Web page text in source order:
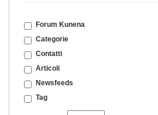
Forum Kunena
Categorie
Contatti
Articoli
Newsfeeds
Tag